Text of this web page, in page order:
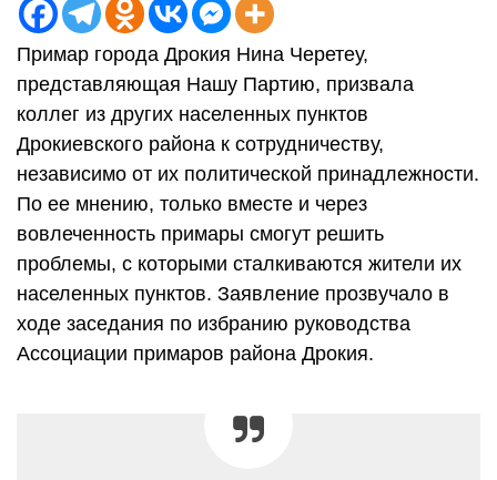
Примар города Дрокия Нина Черетеу,
представляющая Нашу Партию, призвала
коллег из других населенных пунктов
Дрокиевского района к сотрудничеству,
независимо от их политической принадлежности.
По ее мнению, только вместе и через
вовлеченность примары смогут решить
проблемы, с которыми сталкиваются жители их
населенных пунктов. Заявление прозвучало в
ходе заседания по избранию руководства
Ассоциации примаров района Дрокия.